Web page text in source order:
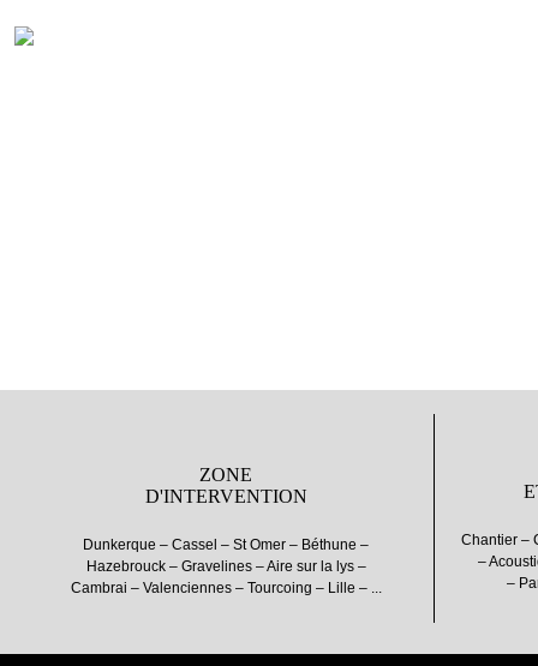
ZONE
D'INTERVENTION
Dunkerque – Cassel – St Omer – Béthune –
Hazebrouck – Gravelines – Aire sur la lys –
Cambrai – Valenciennes – Tourcoing – Lille – ...
Chantier –
–
–